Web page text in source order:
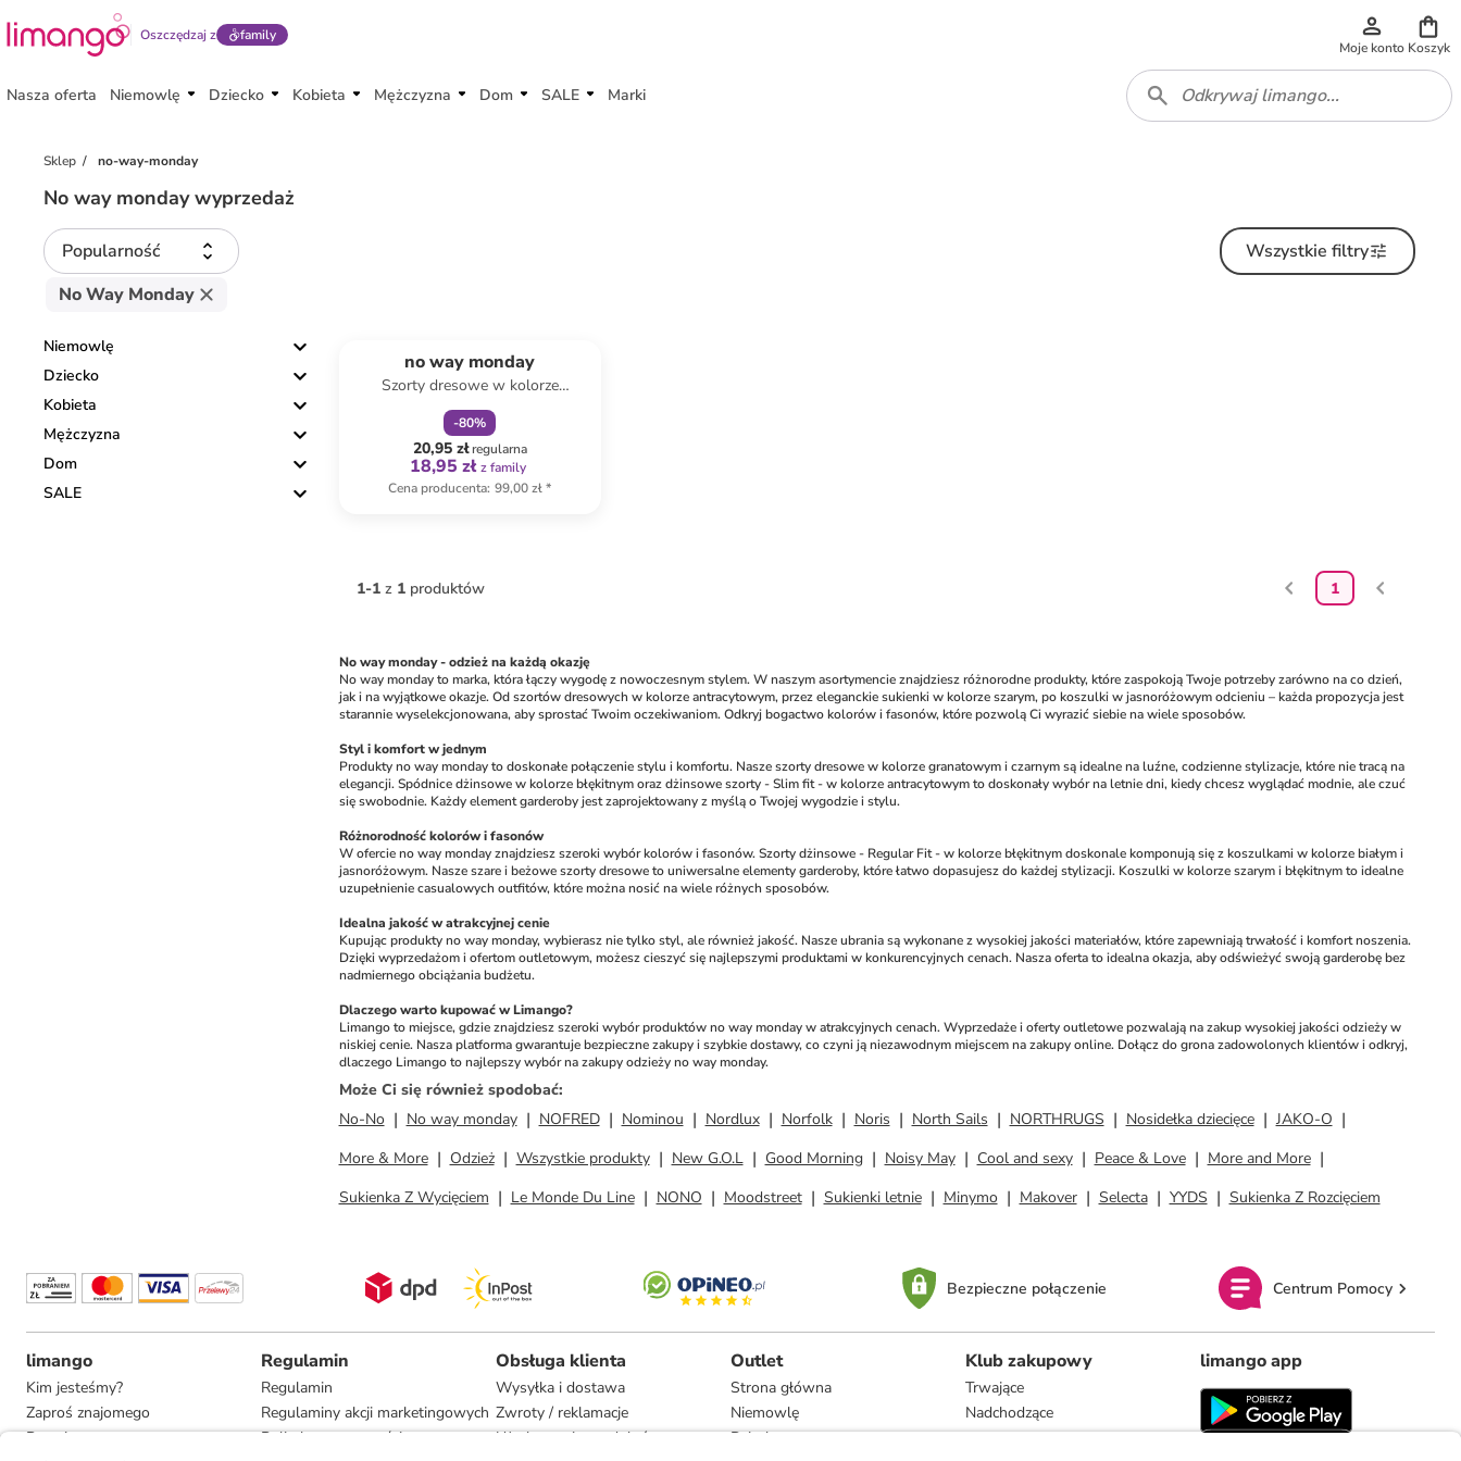
Oszczędzaj z family
Moje konto Koszyk
Nasza oferta Niemowlę Dziecko Kobieta Mężczyzna Dom SALE Marki
Sklep no-way-monday
No way monday wyprzedaż
Popularność
Wszystkie filtry
No Way Monday
Niemowlę
Dziecko
Kobieta
Mężczyzna
Dom
SALE
no way monday
Szorty dresowe w kolorze
beżowym
-80%
20,95 złregularna
18,95 zł z family
Cena producenta: 99,00 zł*
1-1 z 1 produktów 1
No way monday - odzież na każdą okazję
No way monday to marka, która łączy wygodę z nowoczesnym stylem. W naszym asortymencie znajdziesz różnorodne produkty, które zaspokoją Twoje potrzeby zarówno na co dzień,
jak i na wyjątkowe okazje. Od szortów dresowych w kolorze antracytowym, przez eleganckie sukienki w kolorze szarym, po koszulki w jasnoróżowym odcieniu – każda propozycja jest
starannie wyselekcjonowana, aby sprostać Twoim oczekiwaniom. Odkryj bogactwo kolorów i fasonów, które pozwolą Ci wyrazić siebie na wiele sposobów.
Styl i komfort w jednym
Produkty no way monday to doskonałe połączenie stylu i komfortu. Nasze szorty dresowe w kolorze granatowym i czarnym są idealne na luźne, codzienne stylizacje, które nie tracą na
elegancji. Spódnice dżinsowe w kolorze błękitnym oraz dżinsowe szorty - Slim fit - w kolorze antracytowym to doskonały wybór na letnie dni, kiedy chcesz wyglądać modnie, ale czuć
się swobodnie. Każdy element garderoby jest zaprojektowany z myślą o Twojej wygodzie i stylu.
Różnorodność kolorów i fasonów
W ofercie no way monday znajdziesz szeroki wybór kolorów i fasonów. Szorty dżinsowe - Regular Fit - w kolorze błękitnym doskonale komponują się z koszulkami w kolorze białym i
jasnoróżowym. Nasze szare i beżowe szorty dresowe to uniwersalne elementy garderoby, które łatwo dopasujesz do każdej stylizacji. Koszulki w kolorze szarym i błękitnym to idealne
uzupełnienie casualowych outfitów, które można nosić na wiele różnych sposobów.
Idealna jakość w atrakcyjnej cenie
Kupując produkty no way monday, wybierasz nie tylko styl, ale również jakość. Nasze ubrania są wykonane z wysokiej jakości materiałów, które zapewniają trwałość i komfort noszenia.
Dzięki wyprzedażom i ofertom outletowym, możesz cieszyć się najlepszymi produktami w konkurencyjnych cenach. Nasza oferta to idealna okazja, aby odświeżyć swoją garderobę bez
nadmiernego obciążania budżetu.
Dlaczego warto kupować w Limango?
Limango to miejsce, gdzie znajdziesz szeroki wybór produktów no way monday w atrakcyjnych cenach. Wyprzedaże i oferty outletowe pozwalają na zakup wysokiej jakości odzieży w
niskiej cenie. Nasza platforma gwarantuje bezpieczne zakupy i szybkie dostawy, co czyni ją niezawodnym miejscem na zakupy online. Dołącz do grona zadowolonych klientów i odkryj,
dlaczego Limango to najlepszy wybór na zakupy odzieży no way monday.
Może Ci się również spodobać:
No-No
No way monday NOFRED Nominou Nordlux Norfolk Noris North Sails NORTHRUGS Nosidełka dziecięce
JAKO-O
More & More
Odzież Wszystkie produkty New G.O.L Good Morning Noisy May Cool and sexy Peace & Love
More and More
Sukienka Z Wycięciem
Le Monde Du Line NONO Moodstreet Sukienki letnie Minymo Makover Selecta YYDS Sukienka Z Rozcięciem
Bezpieczne połączenie Centrum Pomocy
limango
Kim jesteśmy?
Zaproś znajomego
Pracuj u nas
Regulamin
Regulamin
Regulaminy akcji marketingowych
Polityka prywatności
Obsługa klienta
Wysyłka i dostawa
Zwroty / reklamacje
Użytkowanie produktów
Outlet
Strona główna
Niemowlę
Dziecko
Klub zakupowy
Trwające
Nadchodzące
limango app